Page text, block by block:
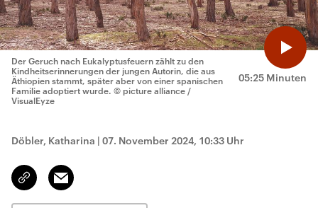
05:25 Minuten
Der Geruch nach Eukalyptusfeuern zählt zu den
Kindheitserinnerungen der jungen Autorin, die aus
Äthiopien stammt, später aber von einer spanischen
Familie adoptiert wurde. © picture alliance /
VisualEyze
Döbler, Katharina | 07. November 2024, 10:33 Uhr
Link
kopieren/teilen
Email